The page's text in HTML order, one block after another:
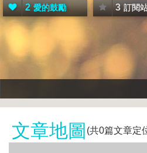
2 愛的鼓勵 3 訂閱
文章地圖 (共0篇文章定